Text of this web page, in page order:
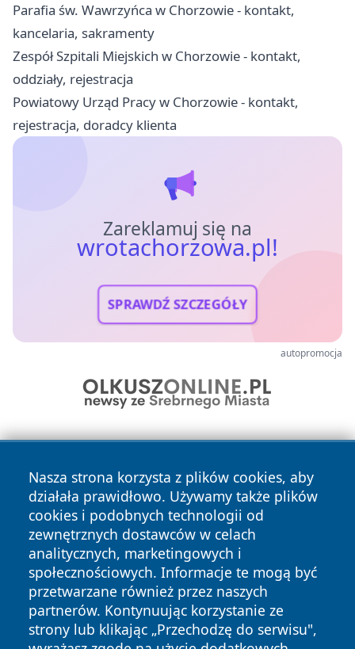
Parafia św. Wawrzyńca w Chorzowie - kontakt,
kancelaria, sakramenty
Zespół Szpitali Miejskich w Chorzowie - kontakt,
oddziały, rejestracja
Powiatowy Urząd Pracy w Chorzowie - kontakt,
rejestracja, doradcy klienta
Zareklamuj się na
wrotachorzowa.pl!
SPRAWDŹ SZCZEGÓŁY
autopromocja
Nasza strona korzysta z plików cookies, aby
działała prawidłowo. Używamy także plików
cookies i podobnych technologii od
zewnętrznych dostawców w celach
analitycznych, marketingowych i
społecznościowych. Informacje te mogą być
przetwarzane również przez naszych
partnerów. Kontynuując korzystanie ze
strony lub klikając „Przechodzę do serwisu",
Copyright © 2026 wrotachorzowa.pl Wszystkie prawa
zastrzeżone.
News Autorzy
Polityka
Prywatności
Polityka
Cookies